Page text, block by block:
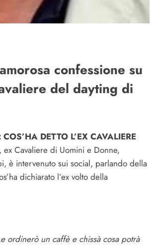
confessione su
del dayting di
DETTO L’EX CAVALIERE
Cavaliere di Uomini e Donne,
è intervenuto sui social, parlando della
dichiarato l’ex volto della
ordinerò un caffè e chissà cosa potrà